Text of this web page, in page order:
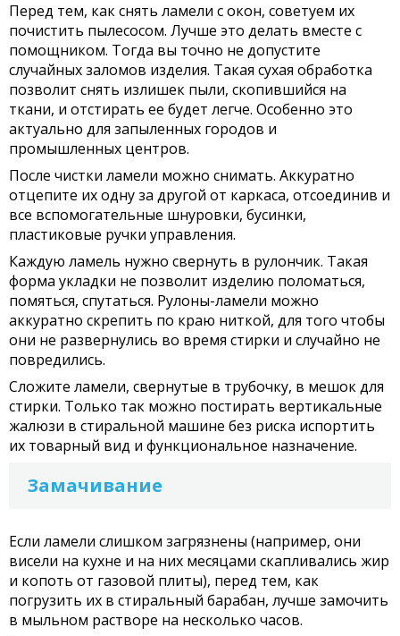
Перед тем, как снять ламели с окон, советуем их
почистить пылесосом. Лучше это делать вместе с
помощником. Тогда вы точно не допустите
случайных заломов изделия. Такая сухая обработка
позволит снять излишек пыли, скопившийся на
ткани, и отстирать ее будет легче. Особенно это
актуально для запыленных городов и
промышленных центров.
После чистки ламели можно снимать. Аккуратно
отцепите их одну за другой от каркаса, отсоединив и
все вспомогательные шнуровки, бусинки,
пластиковые ручки управления.
Каждую ламель нужно свернуть в рулончик. Такая
форма укладки не позволит изделию поломаться,
помяться, спутаться. Рулоны-ламели можно
аккуратно скрепить по краю ниткой, для того чтобы
они не развернулись во время стирки и случайно не
повредились.
Сложите ламели, свернутые в трубочку, в мешок для
стирки. Только так можно постирать вертикальные
жалюзи в стиральной машине без риска испортить
их товарный вид и функциональное назначение.
Замачивание
Если ламели слишком загрязнены (например, они
висели на кухне и на них месяцами скапливались жир
и копоть от газовой плиты), перед тем, как
погрузить их в стиральный барабан, лучше замочить
в мыльном растворе на несколько часов.